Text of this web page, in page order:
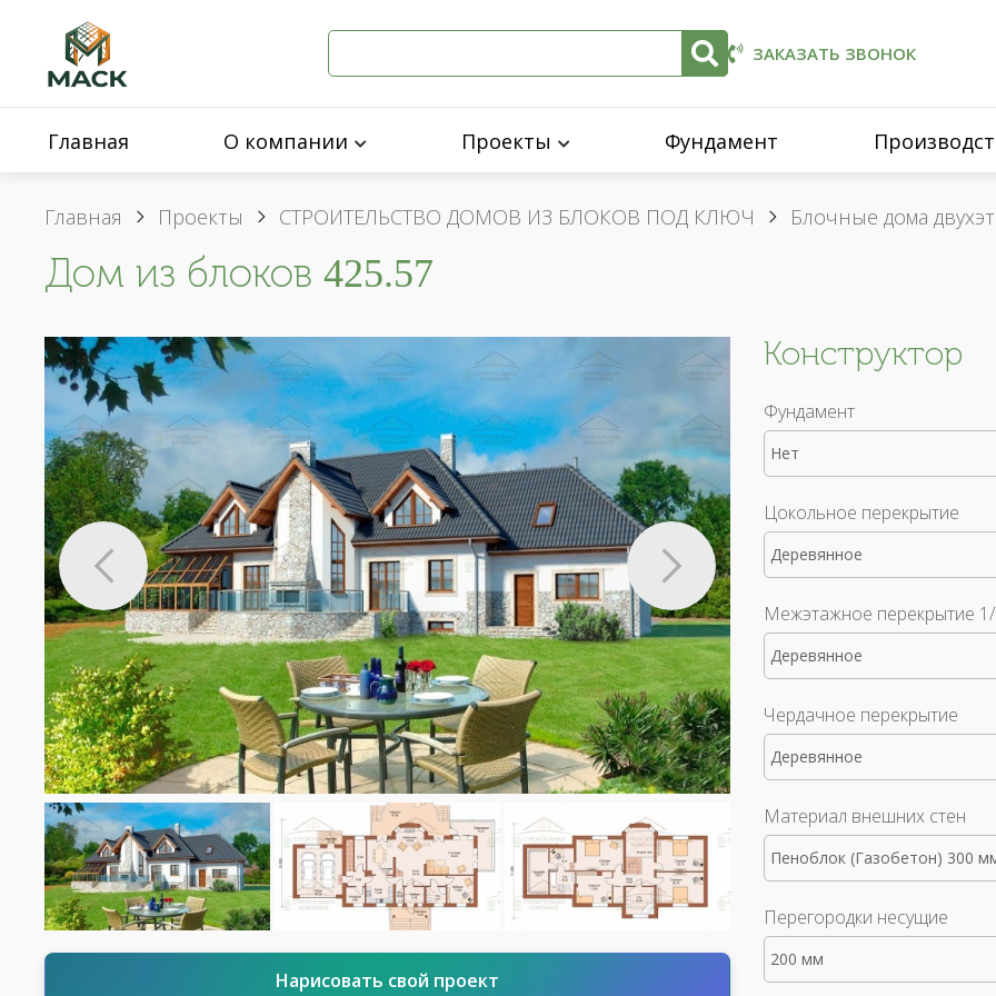
ЗАКАЗАТЬ ЗВОНОК
Главная О компании Проекты Фундамент
Главная Проекты СТРОИТЕЛЬСТВО ДОМОВ ИЗ БЛОКОВ ПОД КЛЮЧ Блочные дома
Дом из блоков 425.57
Нарисовать свой проект
Конструктор
Фундамент
Нет
Цокольное перекрытие
Деревянное
Межэтажное перекрытие
Деревянное
Чердачное перекрытие
Деревянное
Материал внешних стен
Пеноблок (Газобетон) 300
Перегородки несущие
200 мм